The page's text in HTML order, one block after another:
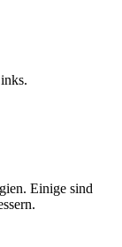
Einige sind